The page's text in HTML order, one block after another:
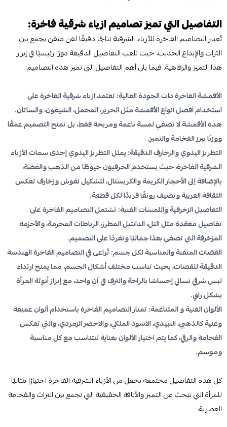
التفاصيل التي تميز تصاميم ازياء شرقية فاخرة:
تُعتبر التصاميم الفاخرة للأزياء الشرقية نتاجًا دقيقًا لفن متقن يجمع بين
التراث والإبداع الحديث، حيث تلعب التفاصيل الدقيقة دورًا رئيسيًا في إبراز
هذا التميز والرفاهية. فيما يلي أهم التفاصيل التي تميز هذه التصاميم:
الأقمشة الفاخرة ذات الجودة العالية: تعتمد ازياء شرقية الفاخرة على
استخدام أفضل أنواع الأقمشة مثل الحرير، المخمل، الشيفون، والساتان.
هذه الأقمشة لا تضفي لمسة ناعمة ومريحة فقط، بل تمنح التصميم عمقًا
ووزنًا يبرز الفخامة والتميز.
التطريز اليدوي والزخارف الدقيقة: يمثل التطريز اليدوي إحدى سمات الأزياء
الشرقية الفاخرة، حيث يستخدم الحرفيون خيوطًا من الذهب والفضة،
بالإضافة إلى الأحجار الكريمة والكريستال، لتشكيل نقوش وزخارف تعكس
الثقافة العربية وتضيف رونقًا فريدًا لكل قطعة.
التفاصيل الزخرفية واللمسات الفنية: تشتمل التصاميم الفاخرة على
تفاصيل معقدة مثل التل، الدانتيل المطرز، الرباطات المخرمة، والأحزمة
المزخرفة التي تضفي بعدًا جماليًا وتفردًا على التصميم.
القصّات المتقنة والمناسبة لكل جسم: تُراعى في التصاميم الفاخرة الهندسة
الدقيقة للقصات، بحيث تناسب مختلف أشكال الجسم، مما يمنح ارتداء
لبس شرقي نسائي إحساسًا بالراحة والترف في آنٍ واحد، مع إبراز أنوثة المرأة
بشكل راقٍ.
الألوان الغنية و المتناغمة: تمتاز التصاميم الفاخرة باستخدام ألوان عميقة
وغنية كالذهبي، النبيذي، الأسود الملكي، والأخضر الزمردي، والتي تعكس
الفخامة والرقي، كما يتم اختيار الألوان بعناية لتتناسب مع كل مناسبة
وموسم.
كل هذه التفاصيل مجتمعة تجعل من الأزياء الشرقية الفاخرة اختيارًا مثاليًا
للمرأة التي تبحث عن التميز والأناقة الحقيقية التي تجمع بين التراث والفخامة
العصرية.